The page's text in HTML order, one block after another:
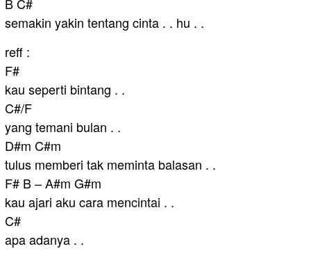
semakin yakin tentang cinta . . hu . .
reff :
F#
kau seperti bintang . .
C#/F
yang temani bulan . .
D#m C#m
tulus memberi tak meminta balasan . .
F# B – A#m G#m
kau ajari aku cara mencintai . .
C#
apa adanya . .